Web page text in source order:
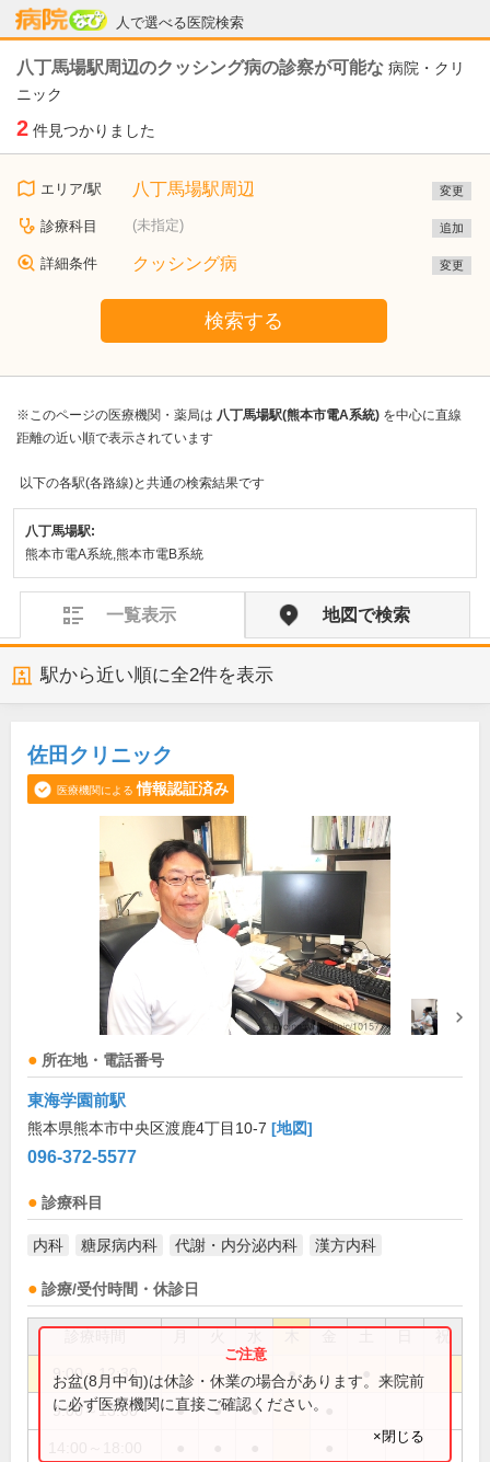
人で選べる医院検索
病院なび
八丁馬場駅周辺のクッシング病の診察が可能な 病院・クリ
ニック
2 件見つかりました
エリア/駅 八丁馬場駅周辺 変更
診療科目 (未指定) 追加
詳細条件 クッシング病 変更
検索する
※このページの医療機関・薬局は 八丁馬場駅(熊本市電A系統) を中心に直線
距離の近い順で表示されています
以下の各駅(各路線)と共通の検索結果です
八丁馬場駅:
熊本市電A系統,熊本市電B系統
一覧表示 地図で検索
駅から近い順に全2件を表示
佐田クリニック
医療機関による 情報認証済み
所在地・電話番号
東海学園前駅
熊本県熊本市中央区渡鹿4丁目10-7 [地図]
096-372-5577
診療科目
内科 糖尿病内科 代謝・内分泌内科 漢方内科
診療/受付時間・休診日
祝
9:00～12:30 ●
9:00～13:00 ● ● ●
お盆(8月中旬)は休診・休業の場合があります。来院前
に必ず医療機関に直接ご確認ください。
×閉じる